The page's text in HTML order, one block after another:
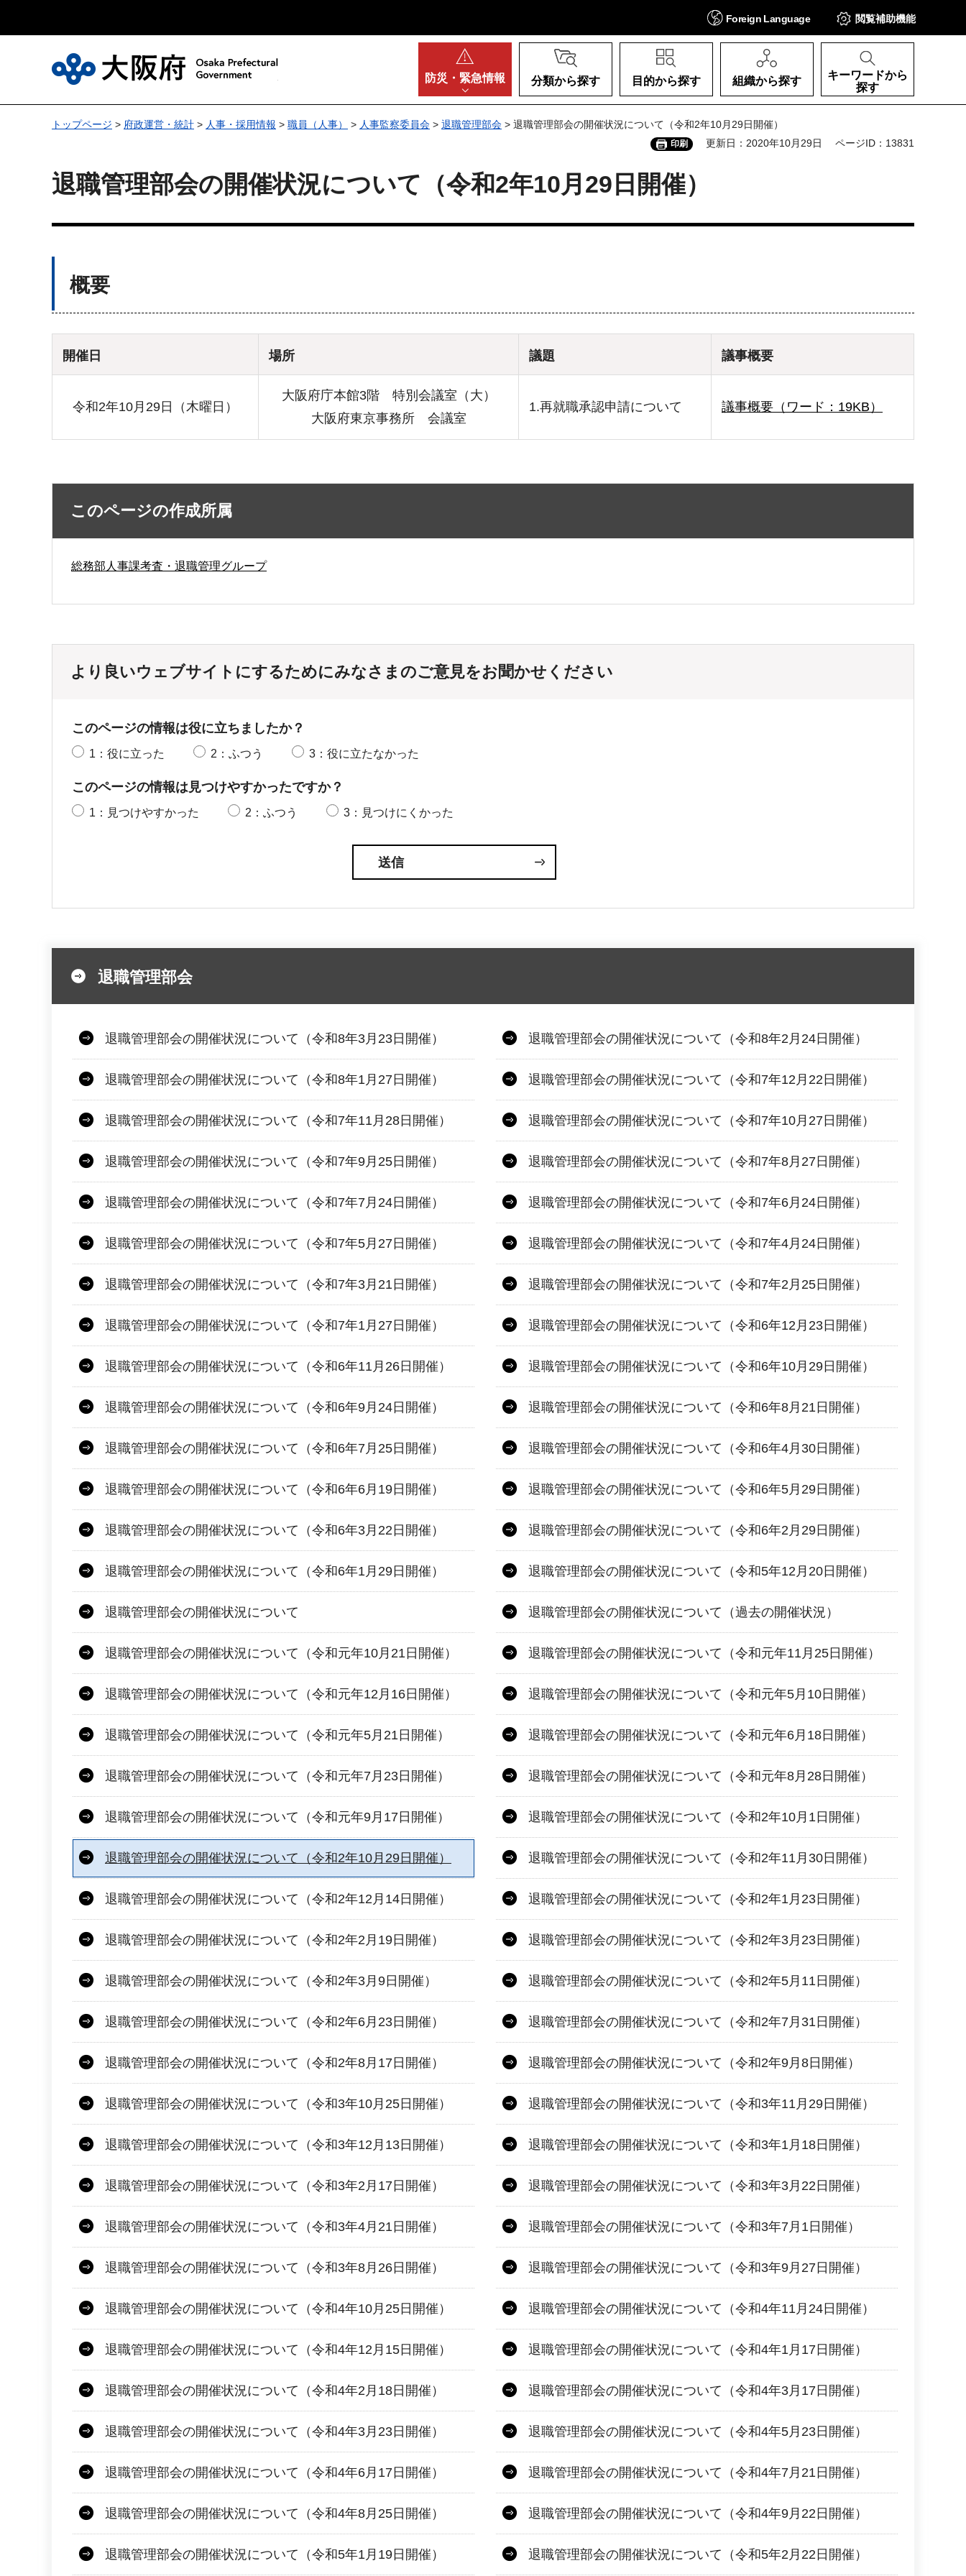
Foreign Language 閲覧補助機能
防災・ 緊急情報 分類から探す 目的から探す 組織から探す
キーワードから
探す
トップページ > 府政運営・統計 > 人事・採用情報 > 職員（人事） > 人事監察委員会 > 退職管理部会 > 退職管理部会の開催状況について（令和2年10月29日開催）
印刷 更新日：2020年10月29日 ページID：13831
退職管理部会の開催状況について（令和2年10月29日開催）
概要
開催日 場所 議題 議事概要
令和2年10月29日（木曜日）
大阪府庁本館3階 特別会議室（大）
大阪府東京事務所 会議室
1.再就職承認申請について 議事概要（ワード：19KB）
このページの作成所属
総務部人事課考査・退職管理グループ
より良いウェブサイトにするためにみなさまのご意見をお聞かせください
このページの情報は役に立ちましたか？
1：役に立った 2：ふつう 3：役に立たなかった
このページの情報は見つけやすかったですか？
1：見つけやすかった 2：ふつう 3：見つけにくかった
退職管理部会
退職管理部会の開催状況について（令和8年3月23日開催） 退職管理部会の開催状況について（令和8年2月24日開催）
退職管理部会の開催状況について（令和8年1月27日開催） 退職管理部会の開催状況について（令和7年12月22日開催）
退職管理部会の開催状況について（令和7年11月28日開催） 退職管理部会の開催状況について（令和7年10月27日開催）
退職管理部会の開催状況について（令和7年9月25日開催） 退職管理部会の開催状況について（令和7年8月27日開催）
退職管理部会の開催状況について（令和7年7月24日開催） 退職管理部会の開催状況について（令和7年6月24日開催）
退職管理部会の開催状況について（令和7年5月27日開催） 退職管理部会の開催状況について（令和7年4月24日開催）
退職管理部会の開催状況について（令和7年3月21日開催） 退職管理部会の開催状況について（令和7年2月25日開催）
退職管理部会の開催状況について（令和7年1月27日開催） 退職管理部会の開催状況について（令和6年12月23日開催）
退職管理部会の開催状況について（令和6年11月26日開催） 退職管理部会の開催状況について（令和6年10月29日開催）
退職管理部会の開催状況について（令和6年9月24日開催） 退職管理部会の開催状況について（令和6年8月21日開催）
退職管理部会の開催状況について（令和6年7月25日開催） 退職管理部会の開催状況について（令和6年4月30日開催）
退職管理部会の開催状況について（令和6年6月19日開催） 退職管理部会の開催状況について（令和6年5月29日開催）
退職管理部会の開催状況について（令和6年3月22日開催） 退職管理部会の開催状況について（令和6年2月29日開催）
退職管理部会の開催状況について（令和6年1月29日開催） 退職管理部会の開催状況について（令和5年12月20日開催）
退職管理部会の開催状況について 退職管理部会の開催状況について（過去の開催状況）
退職管理部会の開催状況について（令和元年10月21日開催） 退職管理部会の開催状況について（令和元年11月25日開催）
退職管理部会の開催状況について（令和元年12月16日開催） 退職管理部会の開催状況について（令和元年5月10日開催）
退職管理部会の開催状況について（令和元年5月21日開催） 退職管理部会の開催状況について（令和元年6月18日開催）
退職管理部会の開催状況について（令和元年7月23日開催） 退職管理部会の開催状況について（令和元年8月28日開催）
退職管理部会の開催状況について（令和元年9月17日開催） 退職管理部会の開催状況について（令和2年10月1日開催）
退職管理部会の開催状況について（令和2年10月29日開催） 退職管理部会の開催状況について（令和2年11月30日開催）
退職管理部会の開催状況について（令和2年12月14日開催） 退職管理部会の開催状況について（令和2年1月23日開催）
退職管理部会の開催状況について（令和2年2月19日開催） 退職管理部会の開催状況について（令和2年3月23日開催）
退職管理部会の開催状況について（令和2年3月9日開催） 退職管理部会の開催状況について（令和2年5月11日開催）
退職管理部会の開催状況について（令和2年6月23日開催） 退職管理部会の開催状況について（令和2年7月31日開催）
退職管理部会の開催状況について（令和2年8月17日開催） 退職管理部会の開催状況について（令和2年9月8日開催）
退職管理部会の開催状況について（令和3年10月25日開催） 退職管理部会の開催状況について（令和3年11月29日開催）
退職管理部会の開催状況について（令和3年12月13日開催） 退職管理部会の開催状況について（令和3年1月18日開催）
退職管理部会の開催状況について（令和3年2月17日開催） 退職管理部会の開催状況について（令和3年3月22日開催）
退職管理部会の開催状況について（令和3年4月21日開催） 退職管理部会の開催状況について（令和3年7月1日開催）
退職管理部会の開催状況について（令和3年8月26日開催） 退職管理部会の開催状況について（令和3年9月27日開催）
退職管理部会の開催状況について（令和4年10月25日開催） 退職管理部会の開催状況について（令和4年11月24日開催）
退職管理部会の開催状況について（令和4年12月15日開催） 退職管理部会の開催状況について（令和4年1月17日開催）
退職管理部会の開催状況について（令和4年2月18日開催） 退職管理部会の開催状況について（令和4年3月17日開催）
退職管理部会の開催状況について（令和4年3月23日開催） 退職管理部会の開催状況について（令和4年5月23日開催）
退職管理部会の開催状況について（令和4年6月17日開催） 退職管理部会の開催状況について（令和4年7月21日開催）
退職管理部会の開催状況について（令和4年8月25日開催） 退職管理部会の開催状況について（令和4年9月22日開催）
退職管理部会の開催状況について（令和5年1月19日開催） 退職管理部会の開催状況について（令和5年2月22日開催）